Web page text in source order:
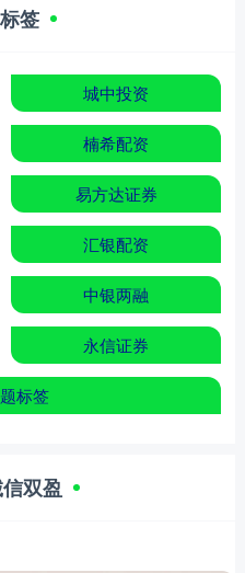
签
城中投资
楠希配资
易方达证券
汇银配资
中银两融
永信证券
标签
双盈